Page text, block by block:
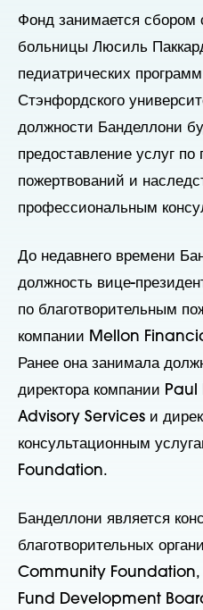
Фонд занимается сбором
больницы Люсиль
педиатрических
Стэнфордского
должности Банделлони
предоставление услуг
пожертвований и
профессиональным
До недавнего времени
должность вице-
по благотворительным
компании Mellon
Ранее она занимала
директора компании
Advisory Services и
консультационным
Foundation.
Банделлони является
благотворительных
Community Foundation,
Fund Development